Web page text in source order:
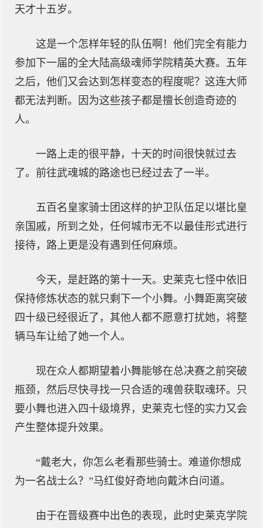
天才十五岁。
这是一个怎样年轻的队伍啊！他们完全有能力
参加下一届的全大陆高级魂师学院精英大赛。五年
之后，他们又会达到怎样变态的程度呢？这连大师
都无法判断。因为这些孩子都是擅长创造奇迹的
人。
一路上走的很平静，十天的时间很快就过去
了。前往武魂城的路途也已经过去了一半。
五百名皇家骑士团这样的护卫队伍足以堪比皇
亲国戚，所到之处，任何城市无不以最佳形式进行
接待，路上更是没有遇到任何麻烦。
今天，是赶路的第十一天。史莱克七怪中依旧
保持修炼状态的就只剩下一个小舞。小舞距离突破
四十级已经很近了，其他人都不愿意打扰她，将整
辆马车让给了她一个人。
现在众人都期望着小舞能够在总决赛之前突破
瓶颈，然后尽快寻找一只合适的魂兽获取魂环。只
要小舞也进入四十级境界，史莱克七怪的实力又会
产生整体提升效果。
“戴老大，你怎么老看那些骑士。难道你想成
为一名战士么？”马红俊好奇地向戴沐白问道。
由于在晋级赛中出色的表现，此时史莱克学院